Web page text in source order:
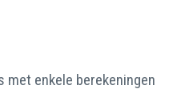
met enkele berekeningen